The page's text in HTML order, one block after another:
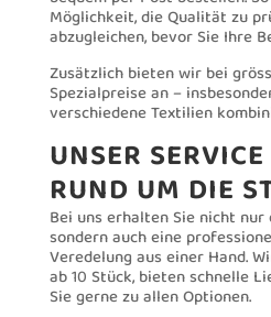
Möglichkeit, die Qualität zu
abzugleichen, bevor Sie Ihre
Zusätzlich bieten wir bei
Spezialpreise an –
verschiedene Textilien
UNSER
RUND UM DIE
Bei uns erhalten Sie nicht nur
sondern auch eine
Veredelung aus einer Hand.
ab 10 Stück, bieten schnelle
Sie gerne zu allen Optionen.